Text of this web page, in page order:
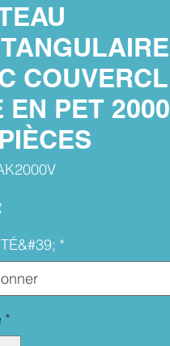
EN PET
Prix
*
*